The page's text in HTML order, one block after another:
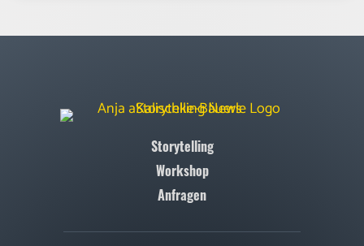
Storytelling
Workshop
Anfragen